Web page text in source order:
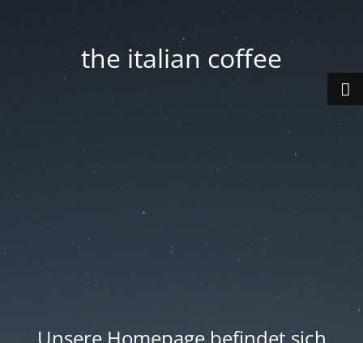
the italian coffee
Unsere Homepage befindet sich